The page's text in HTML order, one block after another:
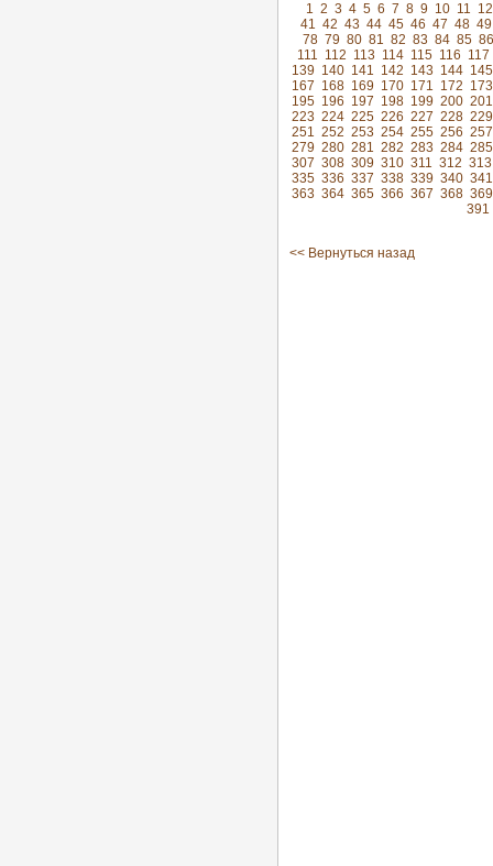
1 2 3 4 5 6 7 8 9 10 11 12
41 42 43 44 45 46 47 48 49
78 79 80 81 82 83 84 85 86
111 112 113 114 115 116 117
139 140 141 142 143 144 145
167 168 169 170 171 172 173
195 196 197 198 199 200 201
223 224 225 226 227 228 229
251 252 253 254 255 256 257
279 280 281 282 283 284 285
307 308 309 310 311 312 313
335 336 337 338 339 340 341
363 364 365 366 367 368 369
391
<< Вернуться назад